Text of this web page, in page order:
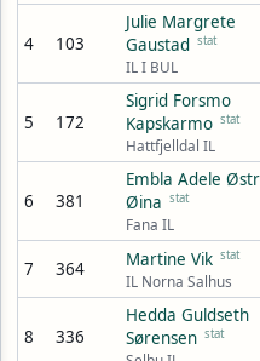
4 103
Julie Margrete
Gaustad stat
IL I BUL
5 172
Sigrid Forsmo
Kapskarmo stat
Hattfjelldal IL
6 381
Embla Adele
Øina stat
Fana IL
7 364 Martine Vik stat
IL Norna Salhus
8 336
Hedda Guldseth
Sørensen stat